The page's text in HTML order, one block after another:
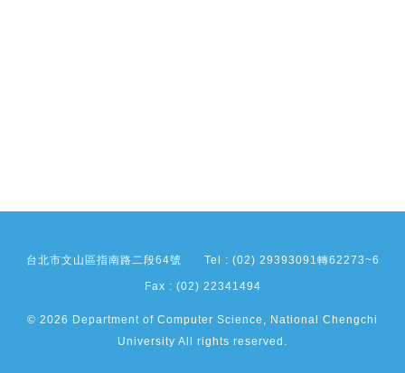
台北市文山區指南路二段64號 Tel : (02) 29393091轉62273~6
Fax : (02) 22341494
© 2026 Department of Computer Science, National Chengchi
University All rights reserved.